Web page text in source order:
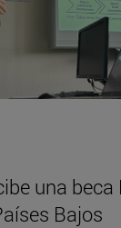
una
Bajos